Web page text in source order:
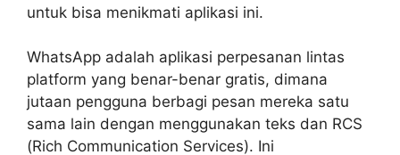
untuk bisa menikmati aplikasi ini.
WhatsApp adalah aplikasi perpesanan lintas
platform yang benar-benar gratis, dimana
jutaan pengguna berbagi pesan mereka satu
sama lain dengan menggunakan teks dan RCS
(Rich Communication Services). Ini